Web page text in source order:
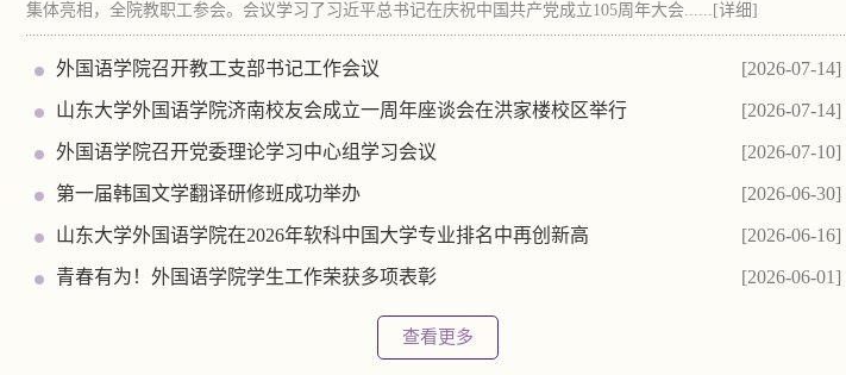
集体亮相，全院教职工参会。会议学习了习近平总书记在庆祝中国共产党成立105周年大会......[详细]
[2026-07-14]
外国语学院召开教工支部书记工作会议
[2026-07-14]
山东大学外国语学院济南校友会成立一周年座谈会在洪家楼校区举行
[2026-07-10]
外国语学院召开党委理论学习中心组学习会议
[2026-06-30]
第一届韩国文学翻译研修班成功举办
[2026-06-16]
山东大学外国语学院在2026年软科中国大学专业排名中再创新高
[2026-06-01]
青春有为！外国语学院学生工作荣获多项表彰
查看更多
全球胜任力与全球治理多学科青年对话在山东大学举行